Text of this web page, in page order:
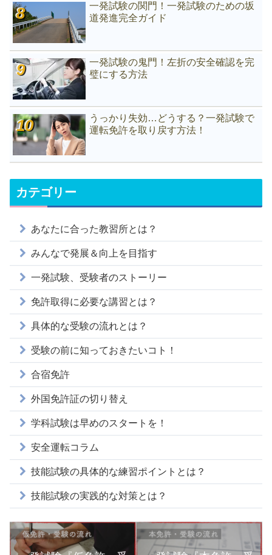
一発試験の関門！一発試験のための坂
道発進完全ガイド
一発試験の鬼門！左折の安全確認を完
璧にする方法
うっかり失効…どうする？一発試験で
運転免許を取り戻す方法！
カテゴリー
あなたに合った教習所とは？
みんなで発展＆向上を目指す
一発試験、受験者のストーリー
免許取得に必要な講習とは？
具体的な受験の流れとは？
受験の前に知っておきたいコト！
合宿免許
外国免許証の切り替え
学科試験は早めのスタートを！
安全運転コラム
技能試験の具体的な練習ポイントとは？
技能試験の実践的な対策とは？